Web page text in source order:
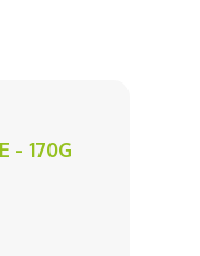
- 170G